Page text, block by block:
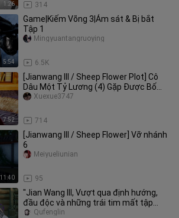
1:26 314
5:54
Game|Kiếm Võng 3|Ám sát & Bị bắt
Tập 1
6.5K
Mingyuantangruoying
7:52
[Jianwang III / Sheep Flower Plot] Cô
Dâu Một Tỷ Lương (4) Gặp Được Bố
Chồng (Phần 2) Trailer (Bố vợ
714
Xuexue3747
11:40
[Jianwang III / Sheep Flower] Vỡ nhánh
6
95
Meiyueliunian
"Jian Wang III, Vượt qua định hướng,
đầu độc và những trái tim mất tập
trung" Tyrant x Poison, Tập 6
Qufenglin